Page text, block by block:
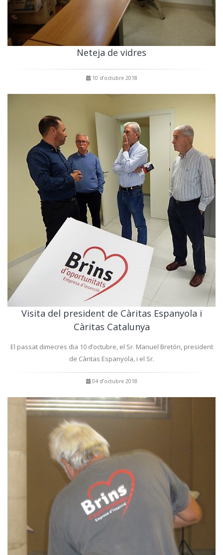
Neteja de vidres
10 d’octubre 2018
Visita del president de Càritas Espanyola i
Càritas Catalunya
El passat dimecres dia 10 d’octubre, el Sr. Manuel Bretón, president
de Càritas Espanyola, i el Sr.
04 d’octubre 2018